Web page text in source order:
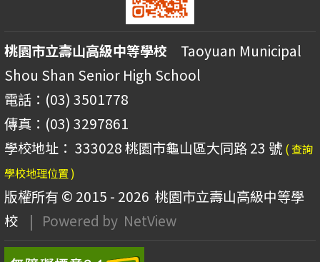
桃園市立壽山高級中等學校 Taoyuan Municipal
Shou Shan Senior High School
電話：(03) 3501778
傳真：(03) 3297861
學校地址： 333028 桃園市龜山區大同路 23 號 ( 查詢
學校地理位置 )
版權所有 © 2015 - 2026 桃園市立壽山高級中等學
校
| Powered by NetView